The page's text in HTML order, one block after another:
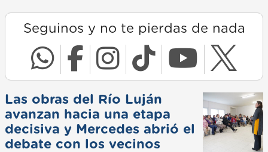
Seguinos y no te pierdas de nada
Las obras del Río Luján
avanzan hacia una etapa
decisiva y Mercedes abrió el
debate con los vecinos